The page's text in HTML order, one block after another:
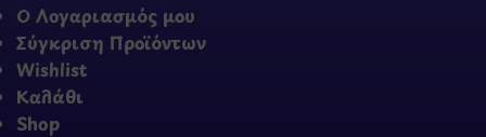
Ο Λογαριασμός μου
Σύγκριση Προϊόντων
Wishlist
Καλάθι
Shop